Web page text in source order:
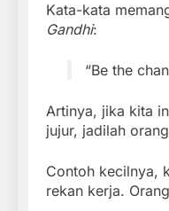
Kata-kata
Gandhi:
“Be the
Artinya, jika kita
jujur, jadilah
Contoh kecilnya,
rekan kerja.